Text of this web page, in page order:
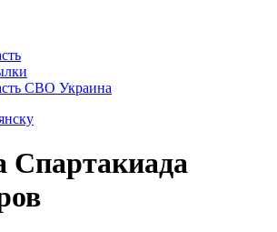
СВО Украина
Спартакиада